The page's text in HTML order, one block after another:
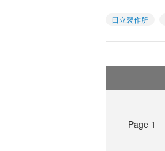
日立製作所
Page 1